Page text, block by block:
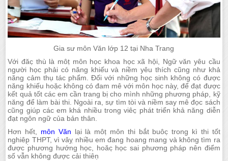
Gia sư môn Văn lớp 12 tại Nha Trang
Với đăc̣ thù là môṭ môn học khoa học xã hội, Ngữ văn yêu cầu
người học phải có năng khiếu và niềm yêu thích cũng như khả
năng cảm thụ tác phẩm. Đối với những học sinh không có được
năng khiếu hoặc không có đam mê với môn học này, để đạt được
kết quả tốt các em cần trang bị cho mình những phương pháp, kỹ
năng để làm bài thi. Ngoài ra, sự tìm tòi và niềm say mê đọc sách
cũng giúp các em khá nhiều trong viêc̣ phát triển khả năng diễn
đạt ngôn ngữ của bản thân.
Hơn hết, môn Văn lại là môṭ môn thi bắt buôc̣ trong kì thi tốt
nghiêp̣ THPT, vì vâỵ nhiều em đang hoang mang và không tìm ra
được phương hướng học, hoăc̣ học sai phương pháp nên điểm
số vẫn không được cải thiêṇ